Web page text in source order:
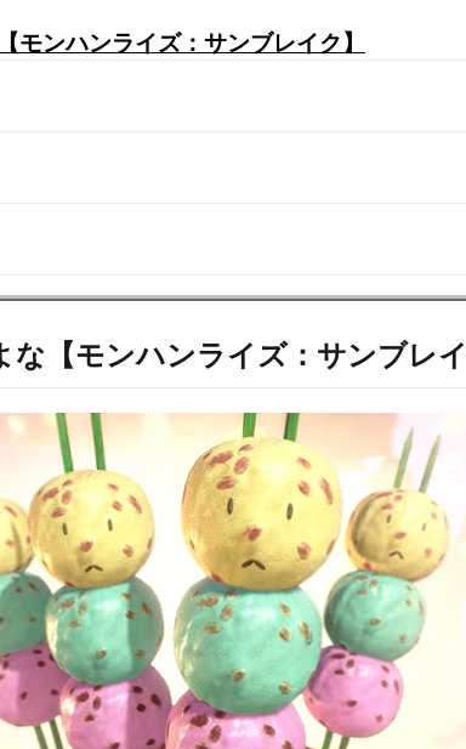
モンハンライズ：サンブレイク】
な【モンハンライズ：サンブレイ